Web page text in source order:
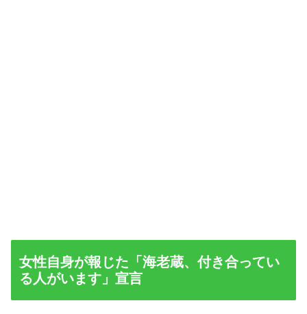
女性自身が報じた「海老蔵、付き合ってい
る人がいます」宣言